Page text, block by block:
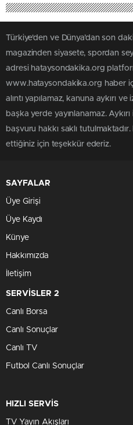
Türkiye'den ve Dünya’dan son
magazinden siyasete, spordan
adresi hataysondakika.org
www.hataysondakika.org haber
alıntı yapılamaz, kanuna aykırı
başka yerde yayınlanamaz.
başvuru hakkı saklı
ettiğiniz için teşekkür ederiz.
SAYFALAR
Üye Girişi
Üye Kaydı
Künye
Hakkımızda
İletişim
SERVİSLER 2
Canlı Borsa
Canlı Sonuçlar
Canlı TV
Futbol Canlı Sonuçlar
HIZLI SERVİS
TV Yayın Akışları